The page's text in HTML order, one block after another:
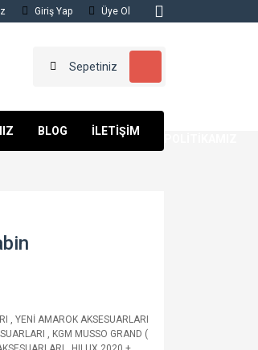
Giriş Yap Üye Ol
Sepetiniz
BLOG İLETİŞİM
, YENİ AMAROK AKSESUARLARI
, KGM MUSSO GRAND (